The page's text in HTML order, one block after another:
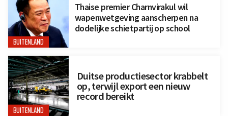
BUITENLAND
Thaise premier Charnvirakul wil
wapenwetgeving aanscherpen na
dodelijke schietpartij op school
BUITENLAND
Duitse productiesector krabbelt
op, terwijl export een nieuw
record bereikt